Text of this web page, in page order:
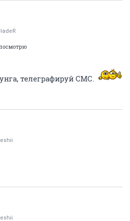
телеграфируй СМС.